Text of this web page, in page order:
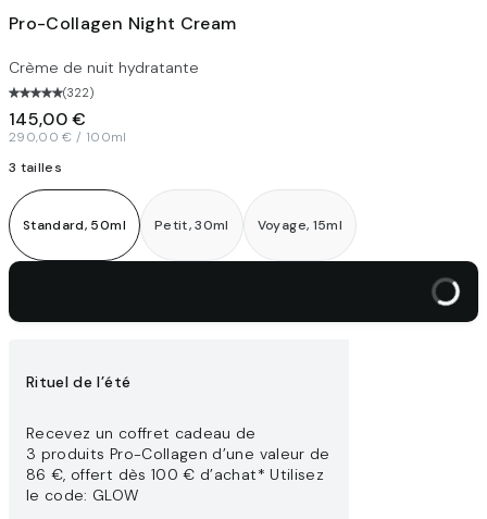
Pro-Collagen Night Cream
Crème de nuit hydratante
(322)
145,00 €
290,00 € / 100ml
3 tailles
Standard, 50ml Petit, 30ml Voyage, 15ml
Rituel de l’été
Recevez un coffret cadeau de
3 produits Pro-Collagen d’une valeur de
86 €, offert dès 100 € d’achat* Utilisez
le code: GLOW